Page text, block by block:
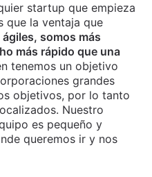
startup que empieza
que la ventaja que
somos más
más rápido que una
tenemos un objetivo
grandes
objetivos, por lo tanto
Nuestro
es pequeño y
queremos ir y nos